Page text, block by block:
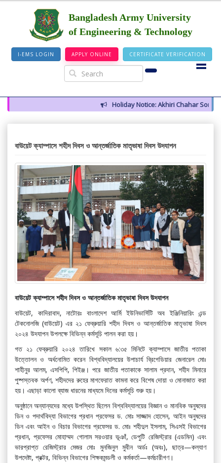
Bangladesh Army University
of Engineering & Technology
I-EMS LOGIN APPLY ONLINE CERTIFICATE VERIFICATION
Holiday Notice: Akhiri Chahar Somba
বাউয়েট ক্যাম্পাসে শহীদ দিবস ও আন্তর্জাতিক মাতৃভাষা দিবস উদযাপন
বাউয়েট ক্যাম্পাসে শহীদ দিবস ও আন্তর্জাতিক মাতৃভাষা দিবস উদযাপন
বাউয়েট, কাদিরাবাদ, নাটোরঃ বাংলাদেশ আর্মি ইউনিভার্সিটি অব ইঞ্জিনিয়ারিং এন্ড
টেকনোলজি (বাউয়েট) এর ২১ ফেব্রুয়ারি শহীদ দিবস ও আন্তর্জাতিক মাতৃভাষা দিবস
২০২৪ উদযাপন উপলক্ষে বিভিন্ন কর্মসূচি পালন করা হয়।
গত ২১ ফেব্রুয়ারি ২০২৪ তারিখে সকাল ৬:৩৫ মিনিটে ক্যাম্পাসে জাতীয় পতাকা
উত্তোলন ও অর্ধনোমিত করেন বিশ্ববিদ্যালয়ের উপাচার্য ব্রিগেডিয়ার জেনারেল মোঃ
শাহীনুর আলম, এসপিপি, পিইঞ্জ। পরে জাতীয় পতাকাকে সালাম প্রদান, শহীদ মিনারে
পুষ্পস্তবক অর্পণ, শহীদদের রুহের মাগফেরাত কামনা করে বিশেষ দোয়া ও মোনাজাত করা
হয়। এছাড়া কালো ব্যাজ ধারনের মাধ্যমে দিনের কর্মসূচি শুরু হয়।
অনুষ্ঠানে অন্যান্যদের মধ্যে উপস্থিত ছিলেন বিশ্ববিদ্যালয়ের বিজ্ঞান ও মানবিক অনুষদের
ডিন ও পদার্থবিদ্যা বিভাগের প্রধান প্রফেসর ড. মোঃ সাজ্জাদ হোসেন, আইন অনুষদের
ডিন এবং আইন ও বিচার বিভাগের প্রফেসর ড. মোঃ শহীদুল ইসলাম, সিএসই বিভাগের
প্রধান, প্রফেসর মোহাম্মদ গোলাম সরওয়ার ভূঞাঁ, ডেপুটি রেজিস্ট্রার (এডমিন) এবং
ভারপ্রাপ্ত রেজিস্ট্রার মেজর মোঃ মুনজিনুল মুবীন অর্ডঃ (অবঃ), ছাত্র—কল্যাণ
উপদেষ্টা, প্রক্টর, বিভিন্ন বিভাগের শিক্ষকমন্ডলী ও কর্মকর্তা—কর্মচারীগণ।